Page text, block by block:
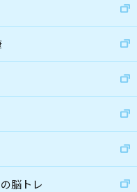
脳トレ